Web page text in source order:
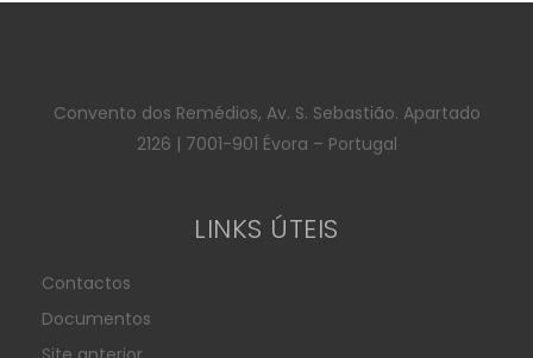
Convento dos Remédios, Av. S. Sebastião. Apartado
2126 | 7001-901 Évora – Portugal
LINKS ÚTEIS
Contactos
Documentos